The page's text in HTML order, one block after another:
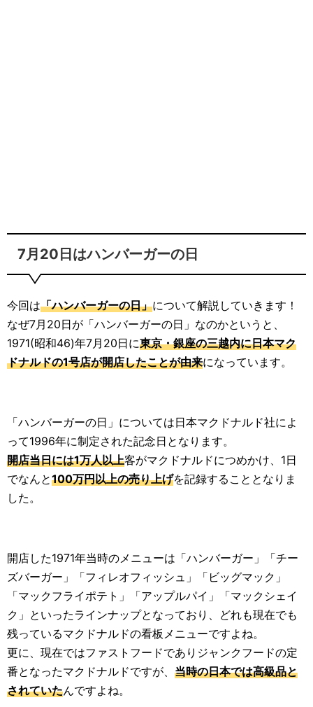
7月20日はハンバーガーの日
今回は「ハンバーガーの日」について解説していきます！
なぜ7月20日が「ハンバーガーの日」なのかというと、
1971(昭和46)年7月20日に東京・銀座の三越内に日本マク
ドナルドの1号店が開店したことが由来になっています。
「ハンバーガーの日」については日本マクドナルド社によ
って1996年に制定された記念日となります。
開店当日には1万人以上客がマクドナルドにつめかけ、1日
でなんと100万円以上の売り上げを記録することとなりま
した。
開店した1971年当時のメニューは「ハンバーガー」「チー
ズバーガー」「フィレオフィッシュ」「ビッグマック」
「マックフライポテト」「アップルパイ」「マックシェイ
ク」といったラインナップとなっており、どれも現在でも
残っているマクドナルドの看板メニューですよね。
更に、現在ではファストフードでありジャンクフードの定
番となったマクドナルドですが、 当時の日本では高級品と
されていたんですよね。